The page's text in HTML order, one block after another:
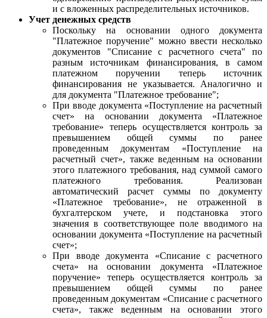
и с вложенных распределительных источников.
Учет денежных средств
Поскольку на основании одного документа
"Платежное поручение" можно ввести несколько
документов "Списание с расчетного счета" по
разным источникам финансирования, в самом
платежном поручении теперь источник
финансирования не указывается. Аналогично и
для документа "Платежное требование";
При вводе документа «Поступление на расчетный
счет» на основании документа «Платежное
требование» теперь осуществляется контроль за
превышением общей суммы по ранее
проведенным документам «Поступление на
расчетный счет», также веденным на основании
этого платежного требования, над суммой самого
платежного требования. Реализован
автоматический расчет суммы по документу
«Платежное требование», не отраженной в
бухгалтерском учете, и подстановка этого
значения в соответствующее поле вводимого на
основании документа «Поступление на расчетный
счет»;
При вводе документа «Списание с расчетного
счета» на основании документа «Платежное
поручение» теперь осуществляется контроль за
превышением общей суммы по ранее
проведенным документам «Списание с расчетного
счета», также веденным на основании этого